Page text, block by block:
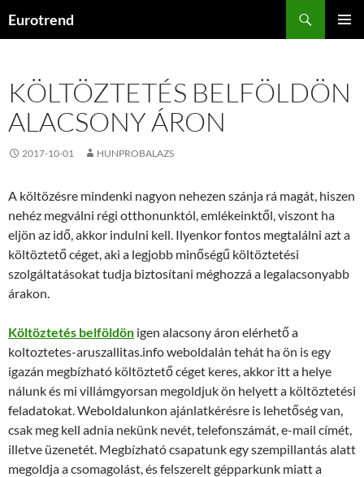
Eurotrend
KÖLTÖZTETÉS BELFÖLDÖN
ALACSONY ÁRON
2017-10-01 HUNPROBALAZS
A költözésre mindenki nagyon nehezen szánja rá magát, hiszen
nehéz megválni régi otthonunktól, emlékeinktől, viszont ha
eljön az idő, akkor indulni kell. Ilyenkor fontos megtalálni azt a
költöztető céget, aki a legjobb minőségű költöztetési
szolgáltatásokat tudja biztosítani méghozzá a legalacsonyabb
árakon.
Költöztetés belföldön igen alacsony áron elérhető a
koltoztetes-aruszallitas.info weboldalán tehát ha ön is egy
igazán megbízható költöztető céget keres, akkor itt a helye
nálunk és mi villámgyorsan megoldjuk ön helyett a költöztetési
feladatokat. Weboldalunkon ajánlatkérésre is lehetőség van,
csak meg kell adnia nekünk nevét, telefonszámát, e-mail címét,
illetve üzenetét. Megbízható csapatunk egy szempillantás alatt
megoldja a csomagolást, és felszerelt gépparkunk miatt a